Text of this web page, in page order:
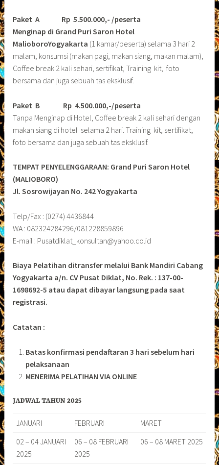
Paket A Rp 5.500.000,- /peserta
Menginap di Grand Puri Saron Hotel
MalioboroYogyakarta (1 kamar/peserta) selama 3 hari 2
malam, konsumsi (makan pagi, makan siang, makan malam),
Coffee break 2 kali sehari, sertifikat, Training kit, foto
bersama dan juga sebuah tas eksklusif.
Paket B
Rp 4.500.000,-/peserta
Tanpa Menginap di Hotel, Coffee break 2 kali sehari dengan
makan siang di hotel selama 2 hari. Training kit, sertifikat,
foto bersama dan juga sebuah tas eksklusif.
TEMPAT PENYELENGGARAAN: Grand Puri Saron Hotel
(MALIOBORO)
Jl. Sosrowijayan No. 242 Yogyakarta
Telp/Fax : (0274) 4436844
WA : 082324284296/081228859896
E-mail : Pusatdiklat_konsultan@yahoo.co.id
Biaya Pelatihan ditransfer melalui Bank Mandiri Cabang
Yogyakarta a/n. CV Pusat Diklat, No. Rek. : 137-00-
1698692-5 atau dapat dibayar langsung pada saat
registrasi.
Catatan :
Batas konfirmasi pendaftaran 3 hari sebelum hari
pelaksanaan
MENERIMA PELATIHAN VIA ONLINE
JADWAL TAHUN 2025
JANUARI FEBRUARI
MARET
02 – 04 JANUARI
2025
06 – 08 FEBRUARI
2025
06 – 08 MARET 2025